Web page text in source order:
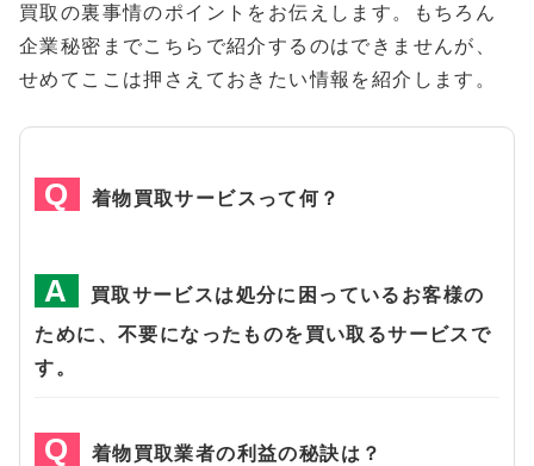
買取の裏事情のポイントをお伝えします。もちろん
企業秘密までこちらで紹介するのはできませんが、
せめてここは押さえておきたい情報を紹介します。
着物買取サービスって何？
買取サービスは処分に困っているお客様の
ために、不要になったものを買い取るサービスで
す。
着物買取業者の利益の秘訣は？